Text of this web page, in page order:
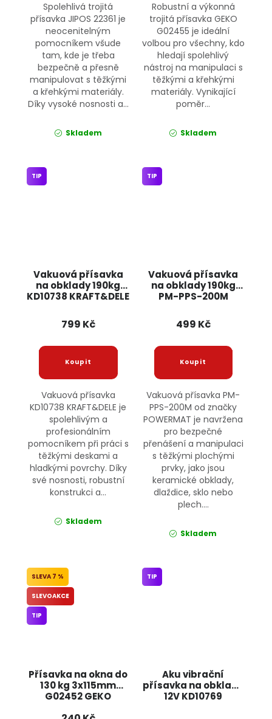
Spolehlivá trojitá
přísavka JIPOS 22361 je
neocenitelným
pomocníkem všude
tam, kde je třeba
bezpečně a přesně
manipulovat s těžkými
a křehkými materiály.
Díky vysoké nosnosti a...
Skladem
Robustní a výkonná
trojitá přísavka GEKO
G02455 je ideální
volbou pro všechny, kdo
hledají spolehlivý
nástroj na manipulaci s
těžkými a křehkými
materiály. Vynikající
poměr...
Skladem
Vakuová přísavka
na obklady 190kg
KD10738 KRAFT&DELE
TIP
799 Kč
Vakuová přísavka
KD10738 KRAFT&DELE je
spolehlivým a
profesionálním
pomocníkem při práci s
těžkými deskami a
hladkými povrchy. Díky
své nosnosti, robustní
konstrukci a...
Skladem
Vakuová přísavka
na obklady 190kg
PM-PPS-200M
TIP
499 Kč
Vakuová přísavka PM-
PPS-200M od značky
POWERMAT je navržena
pro bezpečné
přenášení a manipulaci
s těžkými plochými
prvky, jako jsou
keramické obklady,
dlaždice, sklo nebo
plech....
Skladem
Přísavka na okna do
130 kg 3x115mm
G02452 GEKO
7 %
SLEVOAKCE
TIP
Aku vibrační
přísavka na obklady
12V KD10769
TIP